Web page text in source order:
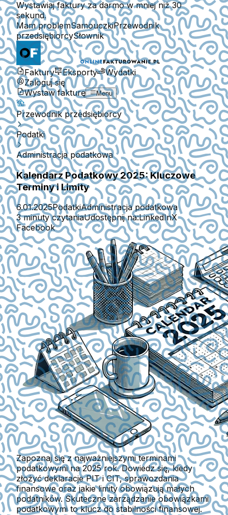
Wystawiaj faktury za darmo w mniej niż 30
sekund.
Mam problemSamouczkiPrzewodnik
przedsiębiorcySłownik
Faktury Eksporty
Wydatki
Zaloguj się
Wystaw fakturę
Menu
Przewodnik przedsiębiorcy
Podatki
Administracja podatkowa
Kalendarz Podatkowy 2025: Kluczowe
Terminy i Limity
6.01.2025PodatkiAdministracja podatkowa
3 minuty czytaniaUdostępnij na:LinkedInX
Facebook
Zapoznaj się z najważniejszymi terminami
podatkowymi na 2025 rok. Dowiedz się, kiedy
złożyć deklaracje PIT i CIT, sprawozdania
finansowe oraz jakie limity obowiązują małych
podatników. Skuteczne zarządzanie obowiązkami
podatkowymi to klucz do stabilności finansowej.